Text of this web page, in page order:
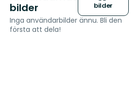
bilder
bilder
Inga användarbilder ännu. Bli den
första att dela!